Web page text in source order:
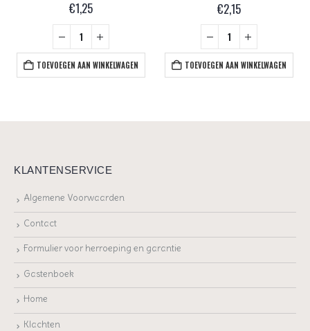
€1,25
TOEVOEGEN AAN WINKELWAGEN
€2,15
TOEVOEGEN AAN WINKELWAGEN
KLANTENSERVICE
Algemene Voorwaarden
Contact
Formulier voor herroeping en garantie
Gastenboek
Home
Klachten